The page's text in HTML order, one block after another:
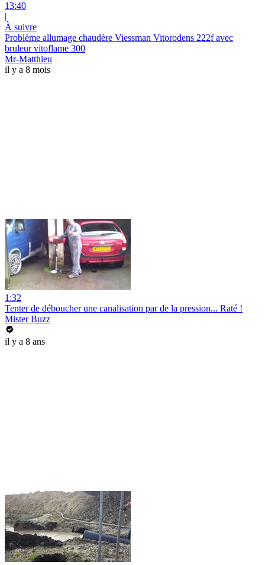
13:40
|
À suivre
Problème allumage chaudère Viessman Vitorodens 222f avec
bruleur vitoflame 300
Mr-Matthieu
il y a 8 mois
1:32
Tenter de déboucher une canalisation par de la pression... Raté !
Mister Buzz
il y a 8 ans